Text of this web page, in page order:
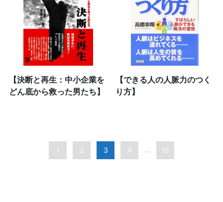
【決断と再生：中小企業を
どん底から救った男たち】
【できる人の人脈力のつく
り方】
1 2 3 4 ... 16